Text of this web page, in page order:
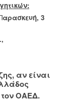
αρασκευή, 3
αν είναι
ΟΑΕΔ.